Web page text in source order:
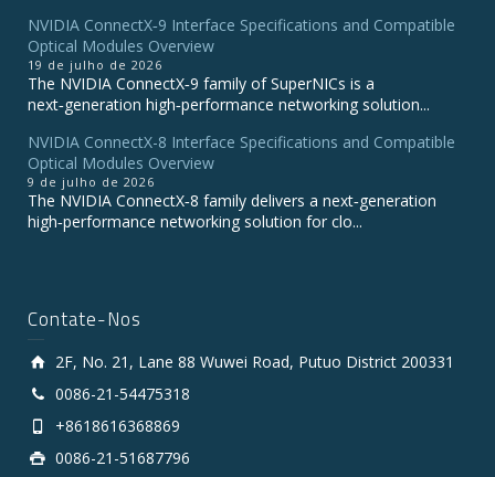
NVIDIA ConnectX‑9 Interface Specifications and Compatible
Optical Modules Overview
19 de julho de 2026
The NVIDIA ConnectX‑9 family of SuperNICs is a
next‑generation high‑performance networking solution...
NVIDIA ConnectX-8 Interface Specifications and Compatible
Optical Modules Overview
9 de julho de 2026
The NVIDIA ConnectX‑8 family delivers a next‑generation
high‑performance networking solution for clo...
Contate-Nos
2F, No. 21, Lane 88 Wuwei Road, Putuo District 200331
0086-21-54475318
+8618616368869
0086-21-51687796